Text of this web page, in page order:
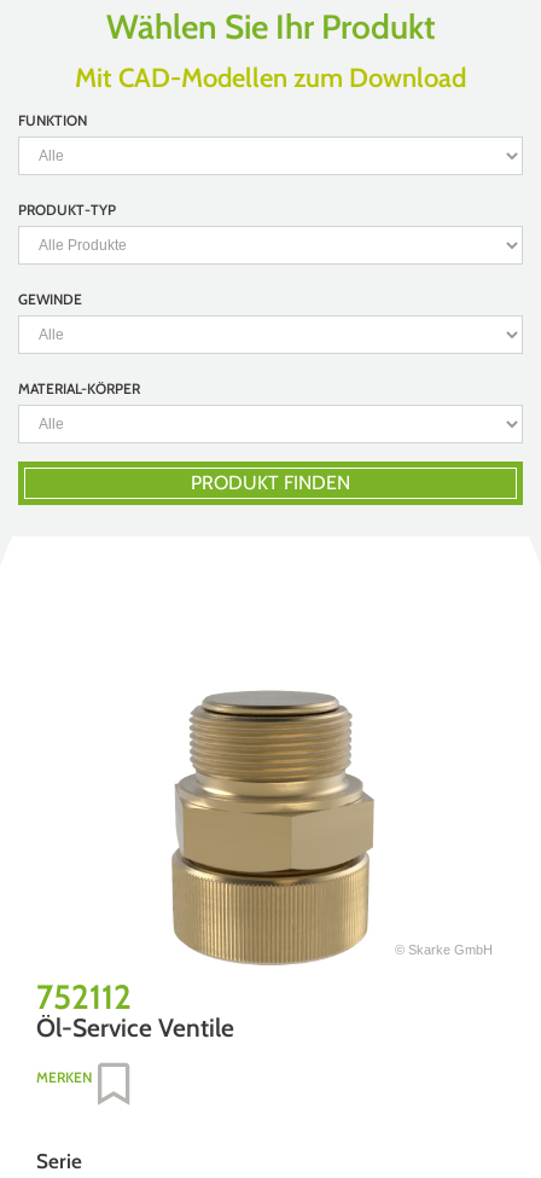
Wählen Sie Ihr Produkt
Mit CAD-Modellen zum Download
FUNKTION
PRODUKT-TYP
GEWINDE
MATERIAL-KÖRPER
PRODUKT FINDEN
© Skarke GmbH
752112
Öl-Service Ventile
MERKEN
Serie